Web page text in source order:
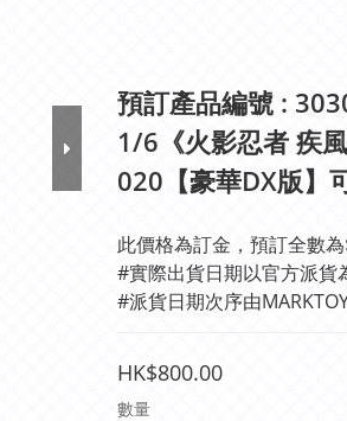
預訂產品編號 :
1/6《火影忍者 疾
020【豪華DX版】
此價格為訂金，預訂全數
#實際出貨日期以官方派貨
#派貨日期次序由
HK$800.00
數量